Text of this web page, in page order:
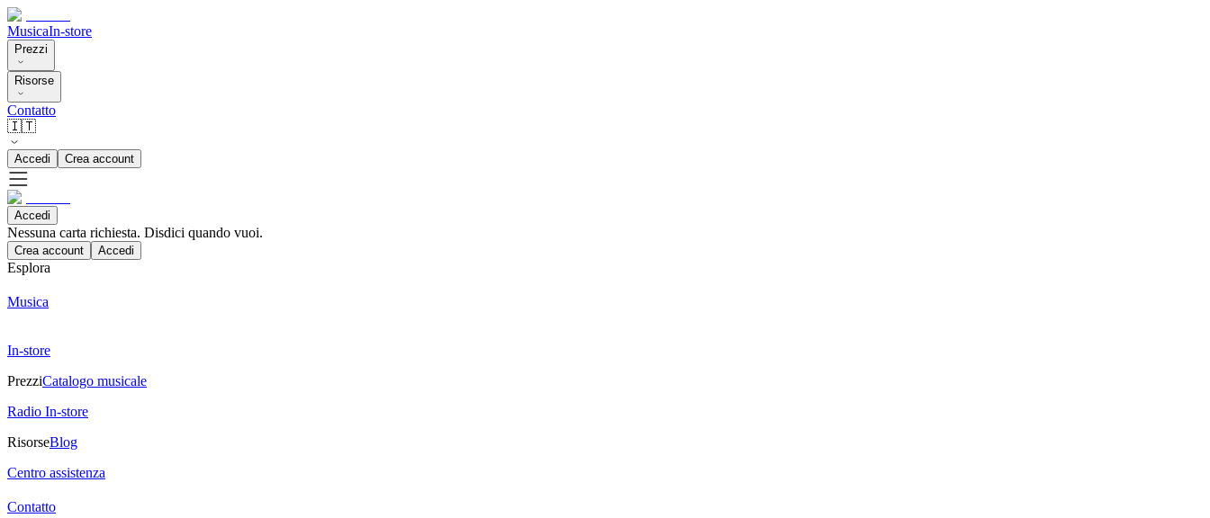
MusicaIn-store
Prezzi
Risorse
Contatto
🇮🇹
Accedi Crea account
Accedi
Nessuna carta richiesta. Disdici quando vuoi.
Crea account Accedi
Esplora
Musica
In-store
PrezziCatalogo musicale
Radio In-store
RisorseBlog
Centro assistenza
Contatto